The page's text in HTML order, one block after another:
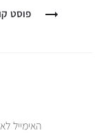
פוסט
האימייל